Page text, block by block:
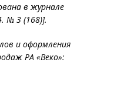
в журнале
№ 3 (168)].
и оформления
РА «Веко»: